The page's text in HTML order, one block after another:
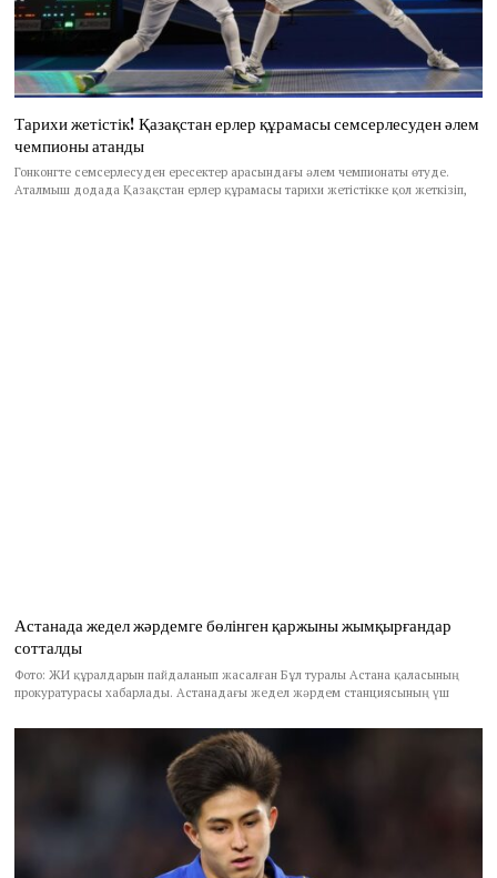
Тарихи жетістік! Қазақстан ерлер құрамасы семсерлесуден әлем
чемпионы атанды
Гонконгте семсерлесуден ересектер арасындағы әлем чемпионаты өтуде.
Аталмыш додада Қазақстан ерлер құрамасы тарихи жетістікке қол жеткізіп,
Астанада жедел жәрдемге бөлінген қаржыны жымқырғандар
сотталды
Фото: ЖИ құралдарын пайдаланып жасалған Бұл туралы Астана қаласының
прокуратурасы хабарлады. Астанадағы жедел жәрдем станциясының үш